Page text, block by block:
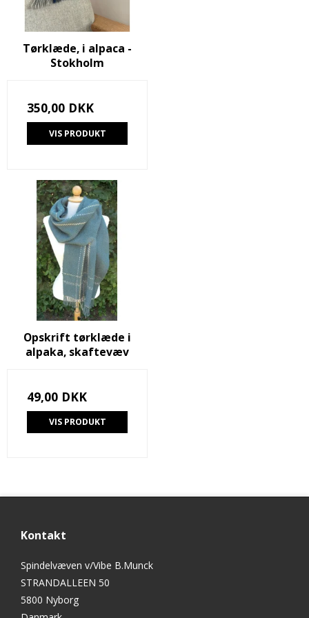
Tørklæde, i alpaca -
Stokholm
350,00 DKK
VIS PRODUKT
Opskrift tørklæde i
alpaka, skaftevæv
49,00 DKK
VIS PRODUKT
Kontakt
Spindelvæven v/Vibe B.Munck
STRANDALLEEN 50
5800 Nyborg